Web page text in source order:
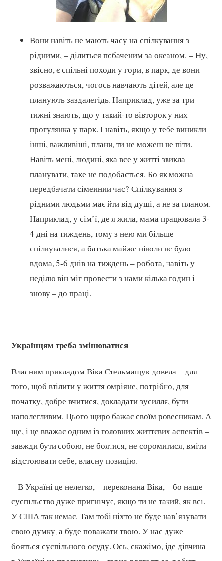
Вони навіть не мають часу на спілкування з
рідними, – ділиться побаченим за океаном. – Ну,
звісно, є спільні походи у гори, в парк, де вони
розважаються, чогось навчають дітей, але це
планують заздалегідь. Наприклад, уже за три
тижні знають, що у такий-то вівторок у них
прогулянка у парк. І навіть, якщо у тебе виникли
інші, важливіші, плани, ти не можеш не піти.
Навіть мені, людині, яка все у житті звикла
планувати, таке не подобається. Бо як можна
передбачати сімейний час? Спілкування з
рідними людьми має йти від душі, а не за планом.
Наприклад, у сім’ї, де я жила, мама працювала 3-
4 дні на тиждень, тому з нею ми більше
спілкувалися, а батька майже ніколи не було
вдома, 5-6 днів на тиждень – робота, навіть у
неділю він міг провести з нами кілька годин і
знову – до праці.
Українцям треба змінюватися
Власним прикладом Віка Стельмащук довела – для
того, щоб втілити у життя омріяне, потрібно, для
початку, добре вчитися, докладати зусилля, бути
наполегливим. Цього щиро бажає своїм ровесникам. А
ще, і це вважає одним із головних життєвих аспектів –
завжди бути собою, не боятися, не соромитися, вміти
відстоювати себе, власну позицію.
– В Україні це нелегко, – переконана Віка, – бо наше
суспільство дуже пригнічує, якщо ти не такий, як всі.
У США так немає. Там тобі ніхто не буде нав’язувати
свою думку, а буде поважати твою. У нас дуже
бояться суспільного осуду. Ось, скажімо, іде дівчина